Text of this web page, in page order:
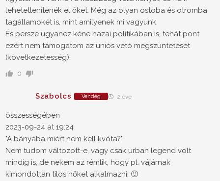
lehetetlenítenék el őket. Még az olyan ostoba és otromba
tagállamokét is, mint amilyenek mi vagyunk.
És persze ugyanez kéne hazai politikában is, tehát pont
ezért nem támogatom az uniós vétó megszüntetését
(következetesség).
0
Szabolcs Vendég 2 éve
összességében
2023-09-24 at 19:24
"A bányába miért nem kell kvóta?"
Nem tudom változott-e, vagy csak urban legend volt
mindig is, de nekem az rémlik, hogy pl. vájárnak
kimondottan tilos nőket alkalmazni. 🙂